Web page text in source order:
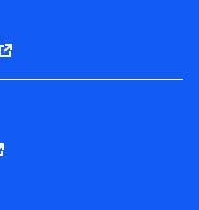
嗜好・傾向に応じた
広告の配信等を行う
ため
のため
帯業務を行うため